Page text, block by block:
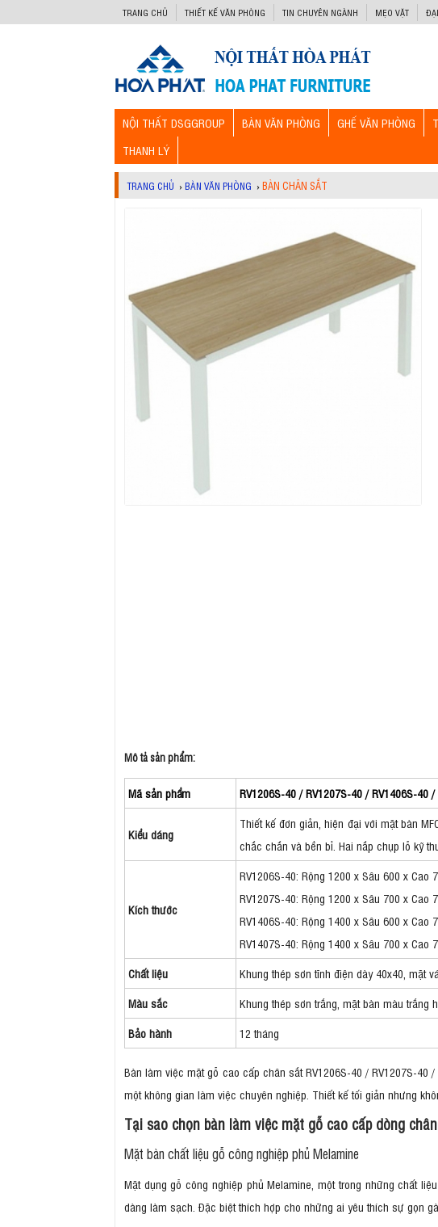
TRANG CHỦ THIẾT KẾ VĂN PHÒNG TIN CHUYÊN NGÀNH MẸO VẶT
NỘI THẤT DSGGROUP BÀN VĂN PHÒNG GHẾ VĂN PHÒNG
THANH LÝ
TRANG CHỦ › BÀN VĂN PHÒNG ›BÀN CHÂN SẮT
Mô tả sản phẩm:
Mã sản phẩm RV1206S-40 / RV1207S-40 / RV1406S-40 /
Kiểu dáng
Thiết kế đơn giản, hiện đại với mặt bàn
chắc chắn và bền bỉ. Hai nắp chụp lỗ kỹ
Kích thước
RV1206S-40: Rộng 1200 x Sâu 600 x Cao
RV1207S-40: Rộng 1200 x Sâu 700 x Cao
RV1406S-40: Rộng 1400 x Sâu 600 x Cao
RV1407S-40: Rộng 1400 x Sâu 700 x Cao
Chất liệu
Khung thép sơn tĩnh điện dày 40x40, mặt
Màu sắc
Khung thép sơn trắng, mặt bàn màu trắng
Bảo hành
12 tháng
Bàn làm việc mặt gỗ cao cấp chân sắt RV1206S-40 / RV1207S-
một không gian làm việc chuyên nghiệp. Thiết kế tối giản nhưng
Tại sao chọn bàn làm việc mặt gỗ cao cấp dòng
Mặt bàn chất liệu gỗ công nghiệp phủ Melamine
Mặt dụng gỗ công nghiệp phủ Melamine, một trong những chất
dàng làm sạch. Đặc biệt thích hợp cho những ai yêu thích sự gọn